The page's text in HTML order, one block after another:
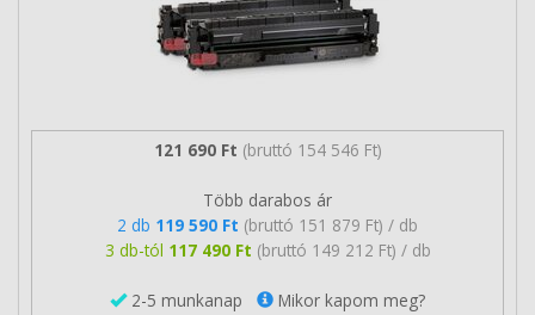
121 690 Ft (bruttó 154 546 Ft)
Több darabos ár
2 db 119 590 Ft (bruttó 151 879 Ft) / db
3 db-tól 117 490 Ft (bruttó 149 212 Ft) / db
2-5 munkanap Mikor kapom meg?